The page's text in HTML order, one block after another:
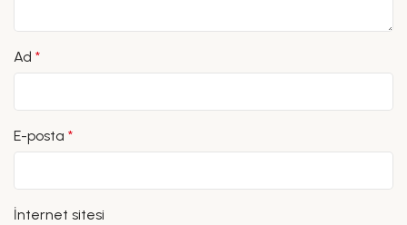
Ad *
E-posta *
İnternet sitesi